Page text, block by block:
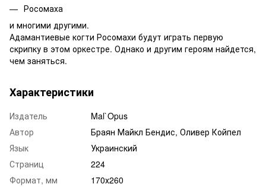
Росомаха
и многими другими.
Адамантиевые когти Росомахи будут играть первую
скрипку в этом оркестре. Однако и другим героям найдется,
чем заняться.
Характеристики
Издатель
Mal`Opus
Автор
Браян Майкл Бендис, Оливер Койпел
Язык
Украинский
Страниц
224
Формат, мм
170х260